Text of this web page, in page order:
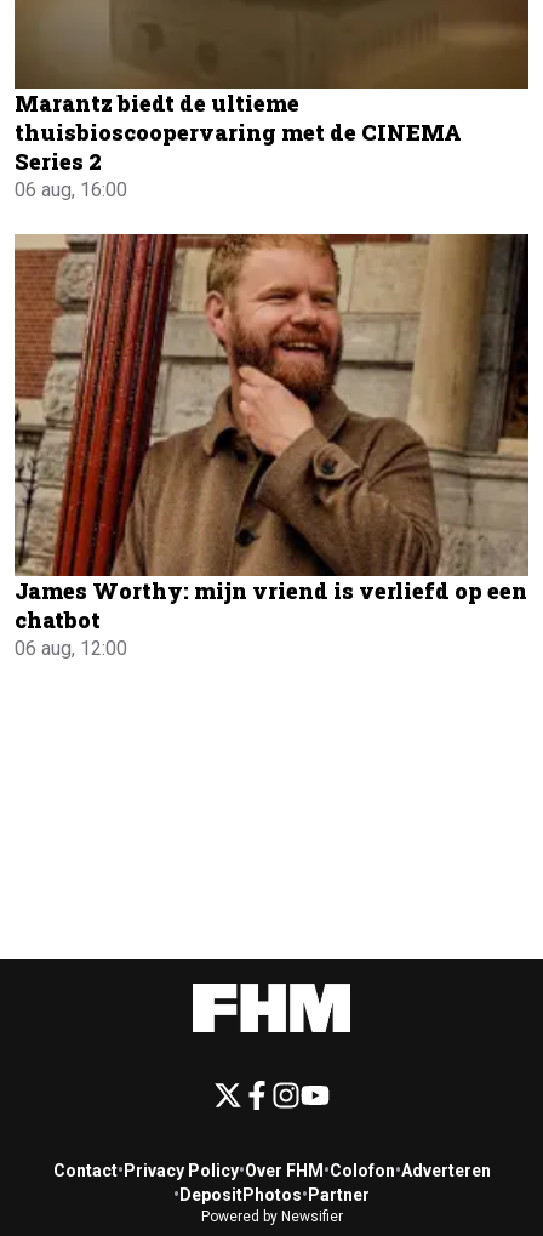
Marantz biedt de ultieme
thuisbioscoopervaring met de CINEMA
Series 2
06 aug, 16:00
James Worthy: mijn vriend is verliefd op een
chatbot
06 aug, 12:00
Contact• Privacy Policy•Over FHM •Colofon•Adverteren
• DepositPhotos• Partner
Powered by Newsifier